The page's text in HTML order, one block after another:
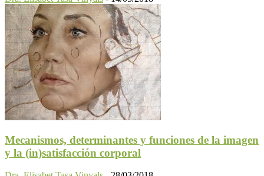
Mecanismos, determinantes y funciones de la imagen
y la (in)satisfacción corporal